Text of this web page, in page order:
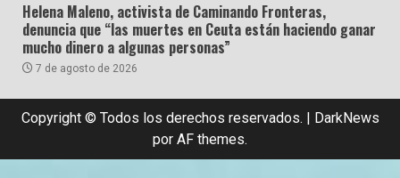
Helena Maleno, activista de Caminando Fronteras,
denuncia que “las muertes en Ceuta están haciendo ganar
mucho dinero a algunas personas”
7 de agosto de 2026
Copyright © Todos los derechos reservados. | DarkNews
por AF themes.